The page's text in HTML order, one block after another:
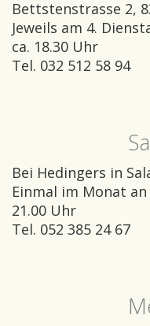
Bettstenstrasse 2,
Jeweils am 4.
ca. 18.30 Uhr
Tel. 032 512 58 94
Bei Hedingers in
Einmal im Monat
21.00 Uhr
Tel. 052 385 24 67